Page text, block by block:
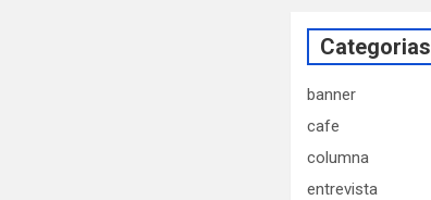
Categorias
banner
cafe
columna
entrevista